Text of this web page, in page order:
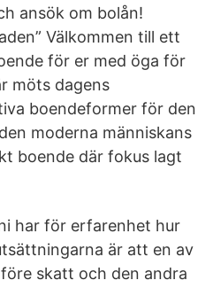
ansök om bolån!
Välkommen till ett
för er med öga för
möts dagens
boendeformer för den
moderna människans
boende där fokus lagt
har för erfarenhet hur
är att en av
skatt och den andra